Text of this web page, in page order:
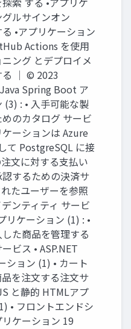
ルサインオン
•アプリケーション
Actions を使⽤
ング とデプロイメ
る │ © 2023
Spring Boot ア
(3) : • ⼊⼿可能な製
のカタログ サービ
ーションは Azure
て PostgreSQL に接
⽂に対する⽀払い
するための決済サ
たユーザーを参照
ンティティ サービ
リケーション (1) : •
た商品を管理する
ビス • ASP.NET
ション (1) • カート
を注⽂する注⽂サ
と静的 HTMLアプ
• フロントエンドシ
ケーション 19